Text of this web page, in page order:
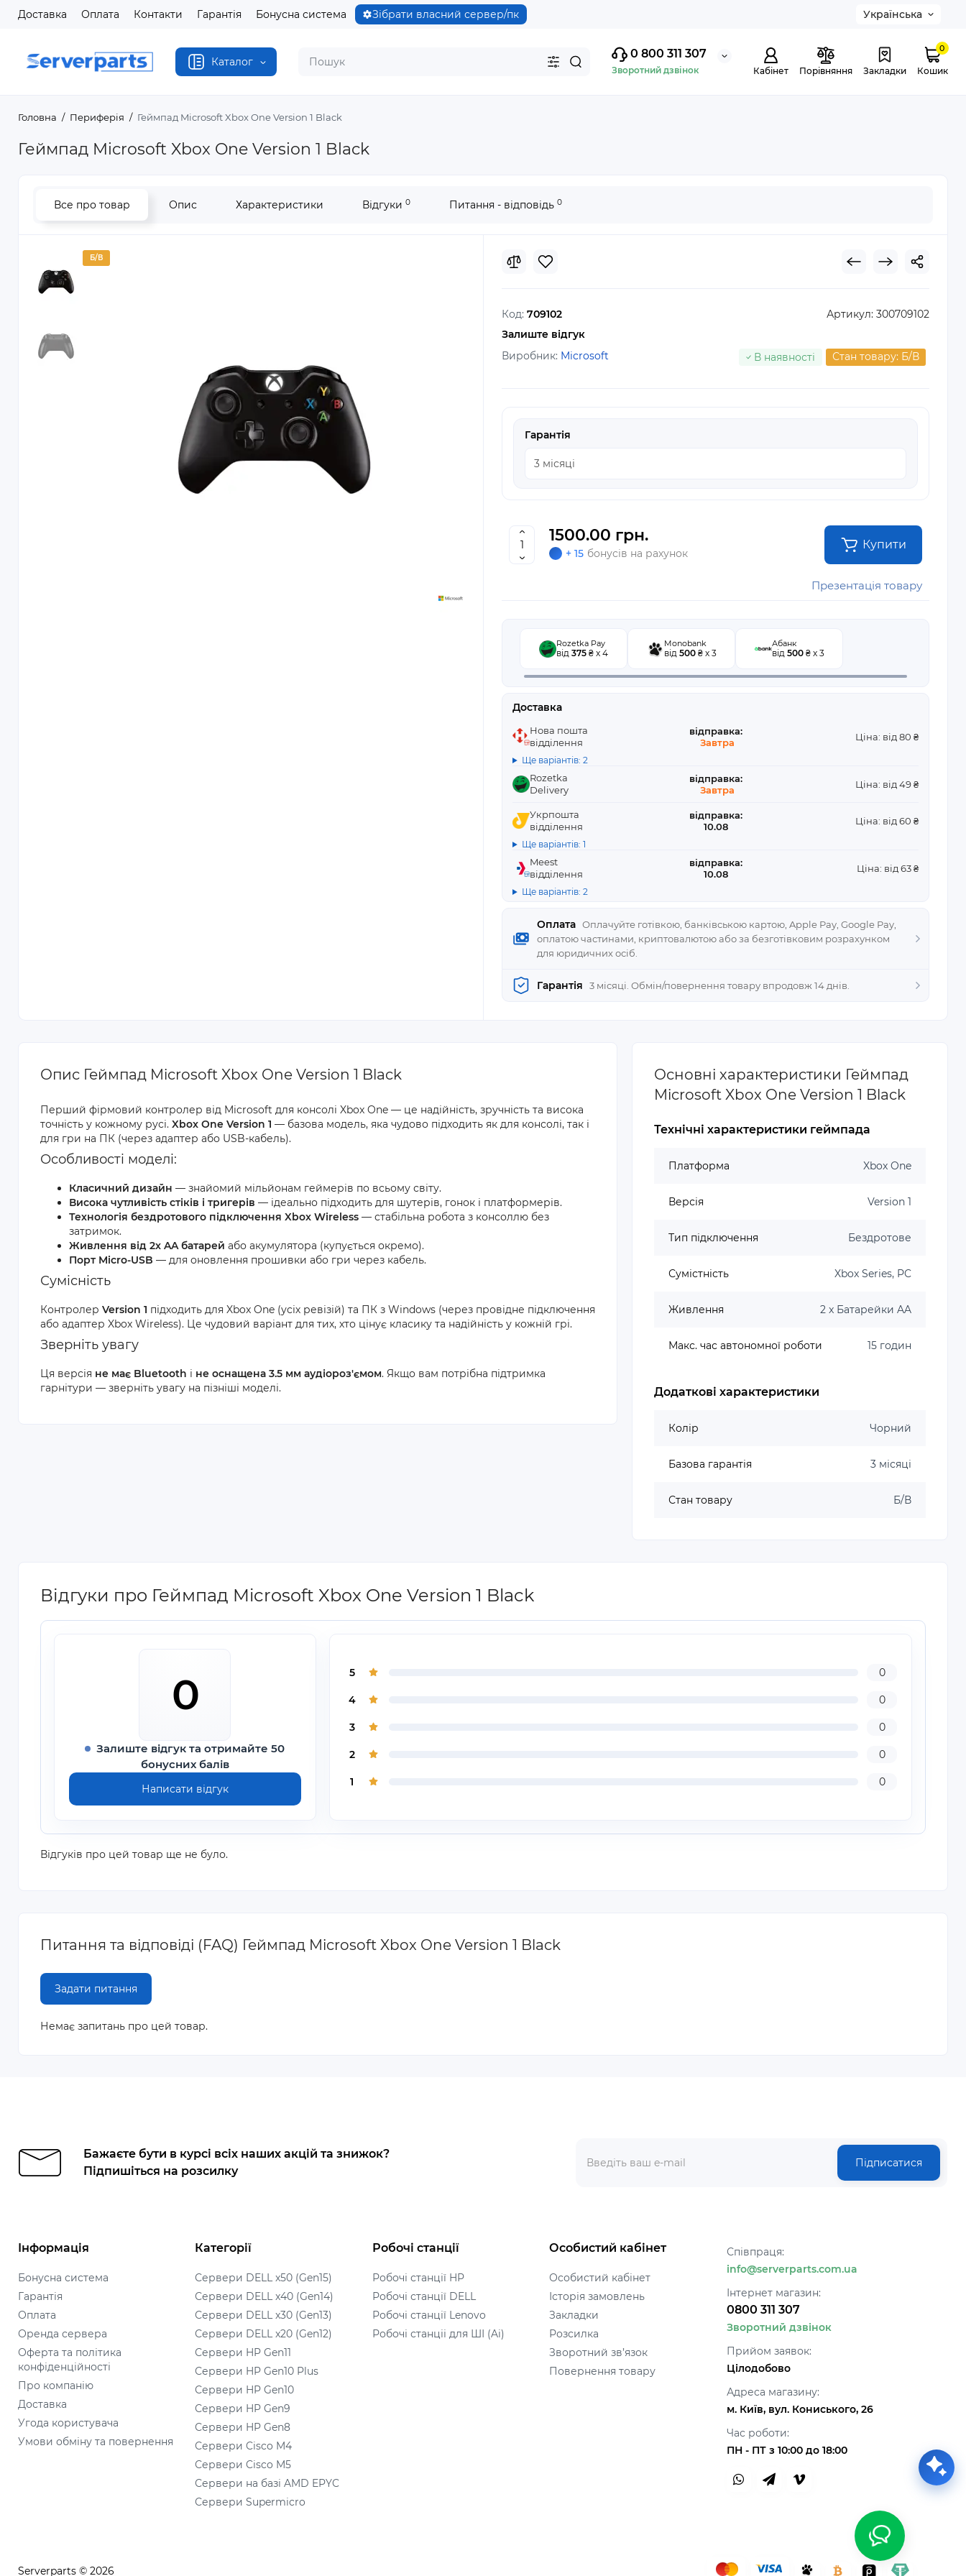
Доставка Оплата Контакти Гарантія Бонусна система Зібрати власний сервер/пк Українська
Каталог
0 800 311 307
Зворотний дзвінок Кабінет Порівняння Закладки
0
Кошик
Головна Периферія Геймпад Microsoft Xbox One Version 1 Black
Геймпад Microsoft Xbox One Version 1 Black
Все про товар Опис Характеристики Відгуки 0 Питання - відповідь 0
Б/В
Код: 709102
Залиште відгук
Артикул: 300709102
Виробник: Microsoft В наявності Стан товару: Б/В
Гарантія
1500.00 грн.
+ 15 бонусів на рахунок
Купити
Презентація товару
Оплата Оплачуйте готівкою, банківською картою, Apple Pay, Google Pay,
оплатою частинами, криптовалютою або за безготівковим розрахунком
для юридичних осіб.
Rozetka Pay
від 375 ₴ x 4
Monobank
від 500₴ x 3
Абанк
від 500₴ x 3
Доставка
Нова пошта
відділення
відправка:
Завтра
Ціна: від 80 ₴
Ще варіантів: 2
Rozetka
Delivery
відправка:
Завтра
Ціна: від 49 ₴
Укрпошта
відділення
відправка:
10.08
Ціна: від 60 ₴
Ще варіантів: 1
Meest
відділення
відправка:
10.08
Ціна: від 63 ₴
Ще варіантів: 2
Гарантія 3 місяці. Обмін/повернення товару впродовж 14 днів.
Опис Геймпад Microsoft Xbox One Version 1 Black
Перший фірмовий контролер від Microsoft для консолі Xbox One — це надійність, зручність та висока
точність у кожному русі. Xbox One Version 1 — базова модель, яка чудово підходить як для консолі, так і
для гри на ПК (через адаптер або USB-кабель).
Особливості моделі:
Класичний дизайн — знайомий мільйонам геймерів по всьому світу.
Висока чутливість стіків і тригерів — ідеально підходить для шутерів, гонок і платформерів.
Технологія бездротового підключення Xbox Wireless — стабільна робота з консоллю без
затримок.
Живлення від 2x AA батарей або акумулятора (купується окремо).
Порт Micro-USB — для оновлення прошивки або гри через кабель.
Сумісність
Контролер Version 1 підходить для Xbox One (усіх ревізій) та ПК з Windows (через провідне підключення
або адаптер Xbox Wireless). Це чудовий варіант для тих, хто цінує класику та надійність у кожній грі.
Зверніть увагу
Ця версія не має Bluetooth і не оснащена 3.5 мм аудіороз'ємом. Якщо вам потрібна підтримка
гарнітури — зверніть увагу на пізніші моделі.
Основні характеристики Геймпад
Microsoft Xbox One Version 1 Black
Технічні характеристики геймпада
Платформа Xbox One
Версія Version 1
Тип підключення Бездротове
Сумістність Xbox Series, PC
Живлення 2 x Батарейки AA
Макс. час автономної роботи 15 годин
Додаткові характеристики
Колір Чорний
Базова гарантія 3 місяці
Стан товару Б/В
Відгуки про Геймпад Microsoft Xbox One Version 1 Black
0
Залиште відгук та отримайте 50
бонусних балів
Написати відгук
5 0
4 0
3 0
2 0
1 0
Відгуків про цей товар ще не було.
Питання та відповіді (FAQ) Геймпад Microsoft Xbox One Version 1 Black
Задати питання
Немає запитань про цей товар.
Бажаєте бути в курсі всіх наших акцій та знижок?
Підпишіться на розсилку
Підписатися
Інформація
Бонусна система
Гарантія
Оплата
Оренда сервера
Оферта та політика
конфіденційності
Про компанію
Доставка
Угода користувача
Умови обміну та повернення
Категорії
Сервери DELL x50 (Gen15)
Сервери DELL x40 (Gen14)
Сервери DELL x30 (Gen13)
Сервери DELL x20 (Gen12)
Сервери HP Gen11
Сервери HP Gen10 Plus
Сервери HP Gen10
Сервери HP Gen9
Сервери HP Gen8
Сервери Cisco M4
Сервери Cisco M5
Сервери на базі AMD EPYC
Сервери Supermicro
Робочі станції
Робочі станції HP
Робочі станції DELL
Робочі станції Lenovo
Робочі станціі для ШІ (Ai)
Особистий кабінет
Особистий кабінет
Історія замовлень
Закладки
Розсилка
Зворотний зв’язок
Повернення товару
Співпраця:
info@serverparts.com.ua
Інтернет магазин:
0800 311 307
Зворотний дзвінок
Прийом заявок:
Цілодобово
Адреса магазину:
м. Київ, вул. Кониського, 26
Час роботи:
ПН - ПТ з 10:00 до 18:00
Serverparts © 2026